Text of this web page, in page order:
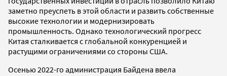
заметно преуспеть в этой области и развить собственные
высокие технологии и модернизировать
промышленность. Однако технологический прогресс
Китая сталкивается с глобальной конкуренцией и
растущими ограничениями со стороны США.
Осенью 2022-го администрация Байдена ввела